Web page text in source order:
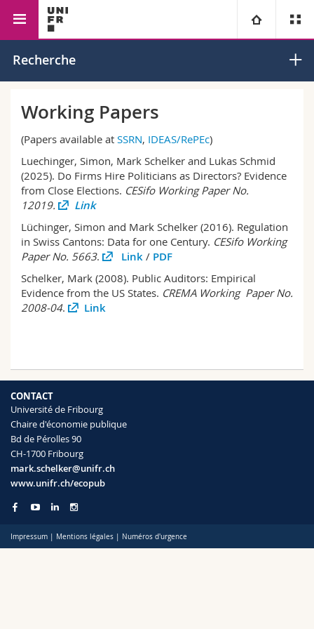
Université
Campus
Recherche
Université
Formation continue
Théologie
Droit
Sciences économiques et sociales et management
Lettres et sciences humaines
Sciences de l'éducation et de la formation
Vous êtes
Futurs étudiants
Etudiants
Médias
Chercheurs
Ressources
Annuaire du personnel
Plan d'accès
Bibliothèques
MyUnifr
Faculté des sciences économiques
Economie
publique
Recherche
Working Papers
(Papers available at SSRN, IDEAS/RePEc)
Luechinger, Simon, Mark Schelker and Lukas Schmid
(2025). Do Firms Hire Politicians as Directors? Evidence
from Close Elections. CESifo Working Paper No.
12019.
Link
Lüchinger, Simon and Mark Schelker (2016). Regulation
in Swiss Cantons: Data for one Century. CESifo Working
Paper No. 5663. Link/ PDF
Schelker, Mark (2008). Public Auditors: Empirical
Evidence from the US States. CREMA Working Paper No.
2008-04. Link
CONTACT
Université de Fribourg
Chaire d'économie publique
Bd de Pérolles 90
CH-1700 Fribourg
mark.schelker@unifr.ch
www.unifr.ch/ecopub
Impressum | Mentions légales | Numéros d'urgence